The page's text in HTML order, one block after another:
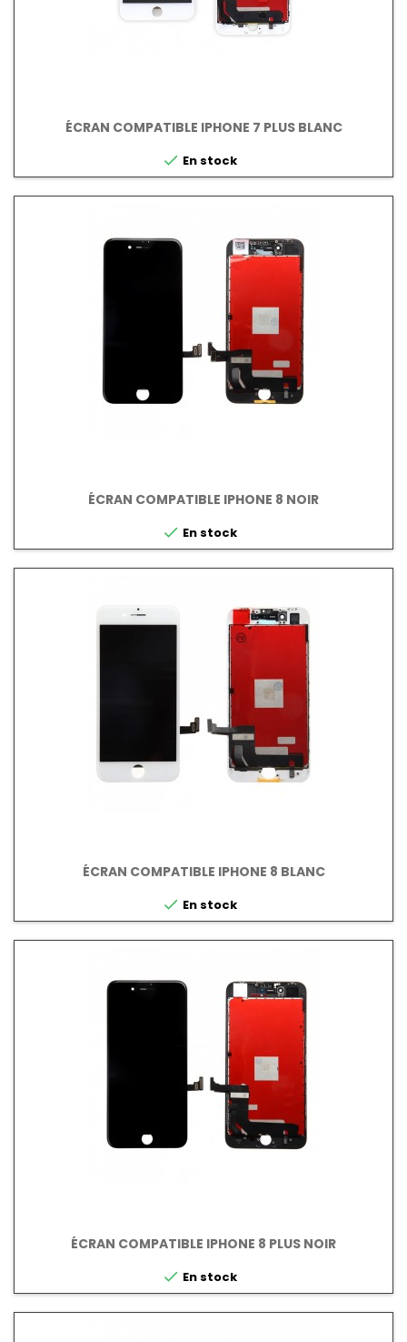
ÉCRAN COMPATIBLE IPHONE 7 PLUS BLANC
 En stock
ÉCRAN COMPATIBLE IPHONE 8 NOIR
 En stock
ÉCRAN COMPATIBLE IPHONE 8 BLANC
 En stock
ÉCRAN COMPATIBLE IPHONE 8 PLUS NOIR
 En stock